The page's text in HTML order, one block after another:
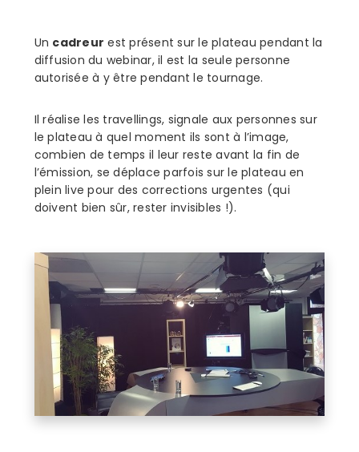
Un cadreur est présent sur le plateau pendant la
diffusion du webinar, il est la seule personne
autorisée à y être pendant le tournage.
Il réalise les travellings, signale aux personnes sur
le plateau à quel moment ils sont à l’image,
combien de temps il leur reste avant la fin de
l’émission, se déplace parfois sur le plateau en
plein live pour des corrections urgentes (qui
doivent bien sûr, rester invisibles !).